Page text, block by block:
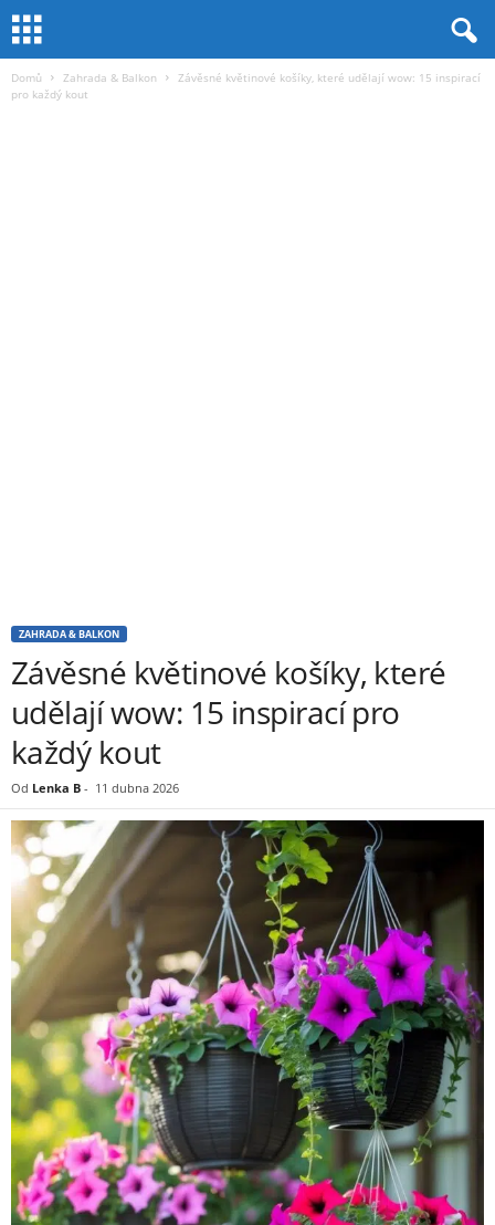
Domů Zahrada & Balkon
Závěsné květinové košíky, které udělají wow: 15 inspirací
pro každý kout
ZAHRADA & BALKON
Závěsné květinové košíky, které
udělají wow: 15 inspirací pro
každý kout
Od Lenka B - 11 dubna 2026